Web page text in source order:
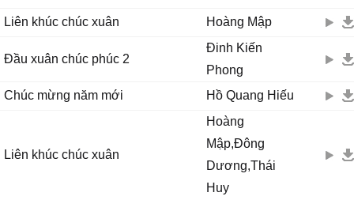
Liên khúc chúc xuân Hoàng Mập
Đầu xuân chúc phúc 2
Đinh Kiến
Phong
Chúc mừng năm mới
Hồ Quang Hiếu
Liên khúc chúc xuân
Hoàng
Mập,Đông
Dương,Thái
Huy